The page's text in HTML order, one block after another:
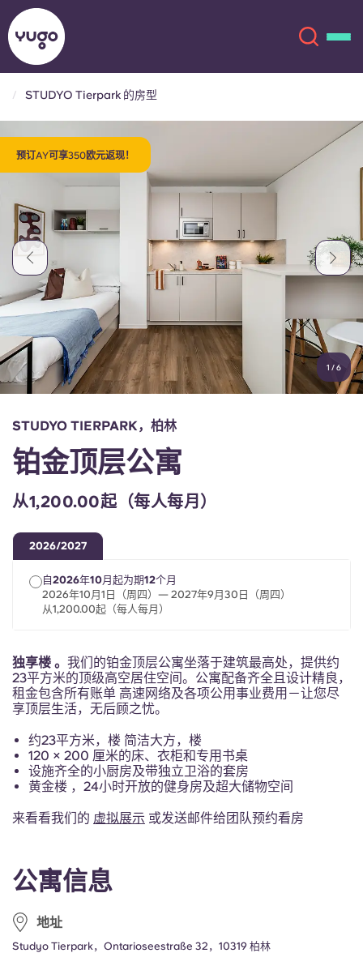
地点
更多
账户 语言
English (GB)
English (US)
Chinese
Español
Deutsch
French
Portuguese
选择一个国家
立即预订
English (US)
Deutsch
Italian
Portuguese
STUDYO Tierpark 的房型
预订AY可享350欧元返现！
1 /6
公寓信息
地址
Studyo Tierpark，Ontarioseestraße 32，10319 柏林
STUDYO TIERPARK，柏林
铂金顶层公寓
从1,200.00起（每人每月）
2026/2027
自2026年10月起为期12个月
2026年10月1日（周四）— 2027年9月30日（周四）
从1,200.00起（每人每月）
独享楼 。 我们的铂金顶层公寓坐落于建筑最高处，提供约
23平方米的顶级高空居住空间。公寓配备齐全且设计精良，
租金包含所有账单 高速网络及各项公用事业费用－让您尽
享顶层生活，无后顾之忧。
约23平方米，楼 简洁大方，楼
120 × 200 厘米的床、衣柜和专用书桌
设施齐全的小厨房及带独立卫浴的套房
黄金楼 ，24小时开放的健身房及超大储物空间
来看看我们的 虚拟展示 或发送邮件给团队预约看房